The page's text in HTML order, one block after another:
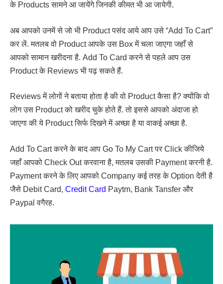
के Products सामने आ जायेंगे जिनकी कीमत भी आ जायेगी.
अब आपको उनमें से जो भी Product पसंद आये आप उसे “Add To Cart”
कर लें. मतलब वो Product आपके उस Box में चला जाएगा जहाँ से
आपको सामान खरीदना है. Add To Card करने से पहले आप उस
Product के Reviews भी पढ़ सकते हैं.
Reviews में लोगों ने बताया होता है की वो Product कैसा है? क्योंकि वो
लोग उस Product को खरीद चुके होते हैं. तो इससे आपको अंदाजा हो
जाएगा की ये Product सिर्फ दिखने में अच्छा है या वाकई अच्छा है.
Add To Cart करने के बाद आप Go To My Cart पर Click कीजिये
जहाँ आपको Check Out करवाना है, मतलब उसकी Payment करनी है.
Payment करने के लिए आपको Company कई तरह के Option देती है
जैसे Debit Card, Credit Card Paytm, Bank Tansfer और
Paypal वगैरह.